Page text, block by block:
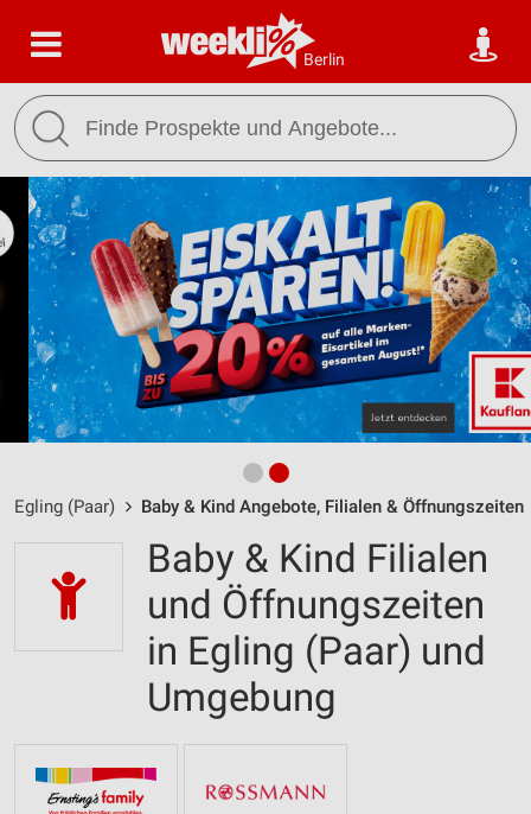
Berlin
Egling (Paar) Baby & Kind Angebote, Filialen & Öffnungszeiten
Baby & Kind Filialen
und Öffnungszeiten
in Egling (Paar) und
Umgebung